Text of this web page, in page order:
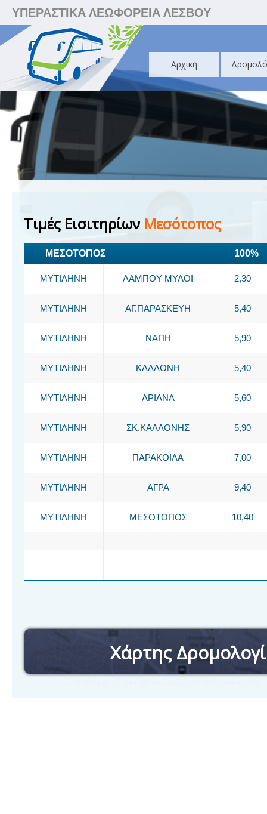
ΥΠΕΡΑΣΤΙΚΑ ΛΕΩΦΟΡΕΙΑ ΛΕΣΒΟΥ
Αρχική
Τιμές Εισιτηρίων Μεσότοπος
ΜΕΣΟΤΟΠΟΣ 100%
ΜΥΤΙΛΗΝΗ ΛΑΜΠΟΥ ΜΥΛΟΙ 2,30
ΜΥΤΙΛΗΝΗ ΑΓ.ΠΑΡΑΣΚΕΥΗ 5,40
ΜΥΤΙΛΗΝΗ ΝΑΠΗ 5,90
ΜΥΤΙΛΗΝΗ ΚΑΛΛΟΝΗ 5,40
ΜΥΤΙΛΗΝΗ ΑΡΙΑΝΑ 5,60
ΜΥΤΙΛΗΝΗ ΣΚ.ΚΑΛΛΟΝΗΣ 5,90
ΜΥΤΙΛΗΝΗ ΠΑΡΑΚΟΙΛΑ 7,00
ΜΥΤΙΛΗΝΗ ΑΓΡΑ 9,40
ΜΥΤΙΛΗΝΗ ΜΕΣΟΤΟΠΟΣ 10,40
Χάρτης